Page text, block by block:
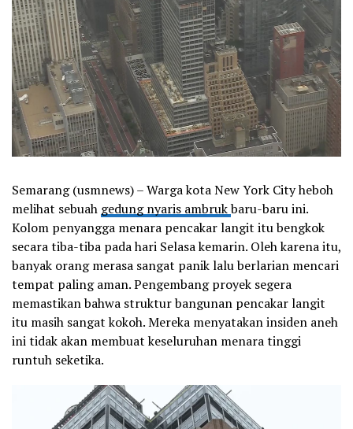
Semarang (usmnews) – Warga kota New York City heboh
melihat sebuah gedung nyaris ambrukbaru-baru ini.
Kolom penyangga menara pencakar langit itu bengkok
secara tiba-tiba pada hari Selasa kemarin. Oleh karena itu,
banyak orang merasa sangat panik lalu berlarian mencari
tempat paling aman. Pengembang proyek segera
memastikan bahwa struktur bangunan pencakar langit
itu masih sangat kokoh. Mereka menyatakan insiden aneh
ini tidak akan membuat keseluruhan menara tinggi
runtuh seketika.